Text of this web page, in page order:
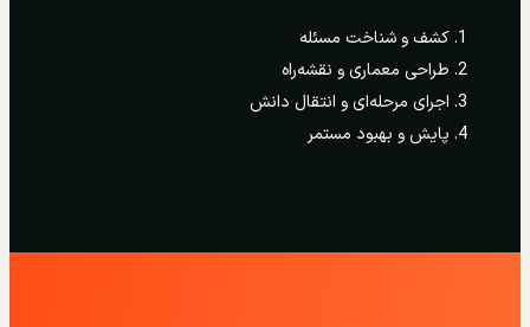
کشف و شناخت مسئله
طراحی معماری و نقشه‌راه
اجرای مرحله‌ای و انتقال دانش
پایش و بهبود مستمر